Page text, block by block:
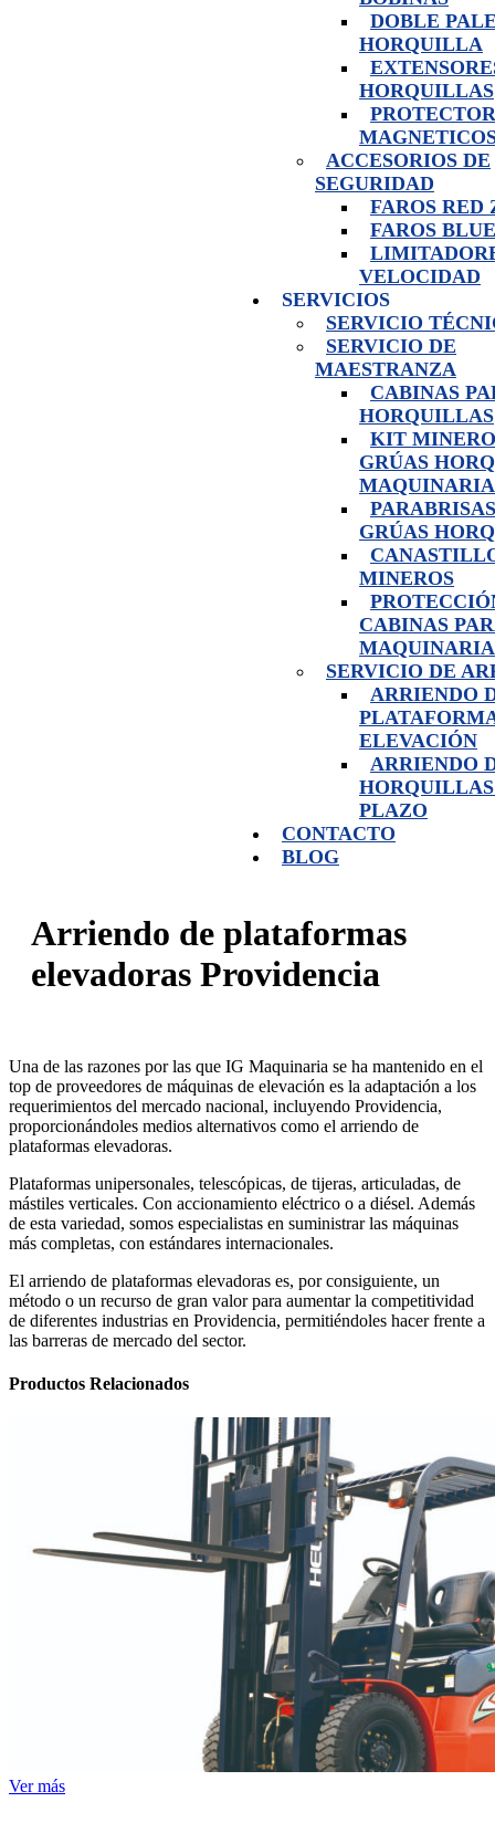
DOBLE
HORQUILLA
HORQUILLAS
ACCESORIOS DE
SEGURIDAD
FAROS RED
FAROS
VELOCIDAD
SERVICIOS
SERVICIO
SERVICIO DE
MAESTRANZA
CABINAS
HORQUILLAS
KIT
GRÚAS
GRÚAS
MINEROS
CABINAS
SERVICIO DE
ARRIENDO
ELEVACIÓN
ARRIENDO
PLAZO
CONTACTO
BLOG
Arriendo de plataformas
elevadoras Providencia
Una de las razones por las que IG Maquinaria se ha mantenido en el
top de proveedores de máquinas de elevación es la adaptación a los
requerimientos del mercado nacional, incluyendo Providencia,
proporcionándoles medios alternativos como el arriendo de
plataformas elevadoras.
Plataformas unipersonales, telescópicas, de tijeras, articuladas, de
mástiles verticales. Con accionamiento eléctrico o a diésel. Además
de esta variedad, somos especialistas en suministrar las máquinas
más completas, con estándares internacionales.
El arriendo de plataformas elevadoras es, por consiguiente, un
método o un recurso de gran valor para aumentar la competitividad
de diferentes industrias en Providencia, permitiéndoles hacer frente a
las barreras de mercado del sector.
Productos Relacionados
Ver más